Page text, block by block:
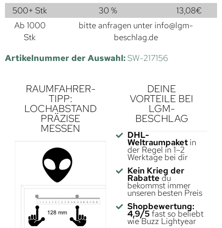
500+ Stk
30 % 13,08€
Ab 1000
Stk
bitte anfragen unter info@lgm-
beschlag.de
Artikelnummer der Auswahl:SW-217156
RAUMFAHRER-
TIPP:
LOCHABSTAND
PRÄZISE
MESSEN
DEINE
VORTEILE BEI
LGM-
BESCHLAG
DHL-
Weltraumpaketin
der Regel in 1–2
Werktage bei dir
Kein Krieg der
Rabatte du
bekommst immer
unseren besten Preis
Shopbewertung:
4,9/5fast so beliebt
wie Buzz Lightyear